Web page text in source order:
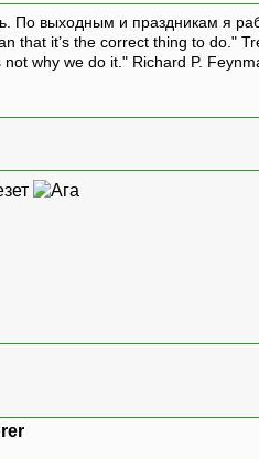
По выходным и праздникам я
that it’s the correct thing to do."
why we do it." Richard P.